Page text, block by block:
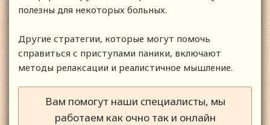
полезны для некоторых больных.
Другие стратегии, которые могут помочь
справиться с приступами паники, включают
методы релаксации и реалистичное мышление.
Вам помогут наши специалисты, мы
работаем как очно так и онлайн